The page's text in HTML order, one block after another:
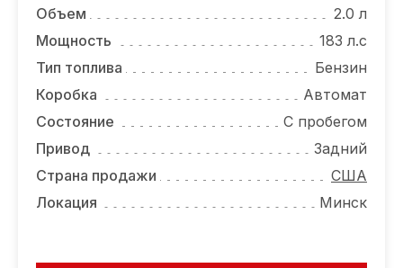
КОНТАКТЫ
Объем
2.0 л
Мощность
183 л.с
Тип топлива
Бензин
Коробка
Автомат
Состояние
С пробегом
Привод
Задний
Страна продажи
США
Локация
Минск